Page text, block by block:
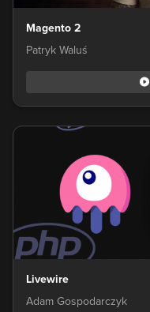
Magento 2
Patryk Waluś
Livewire
Adam Gospodarczyk